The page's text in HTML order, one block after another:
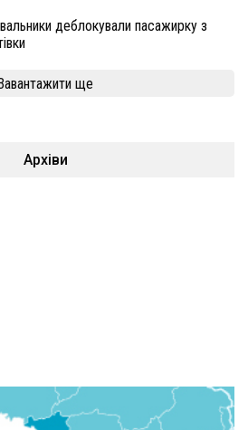
деблокували пасажирку з
ще
Архіви